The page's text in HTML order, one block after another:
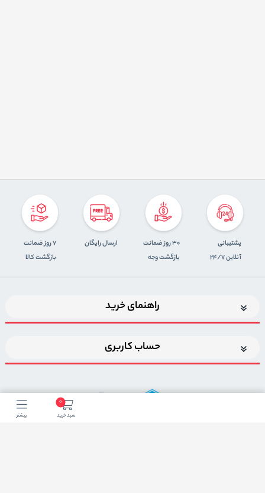
0
سبد خرید بیشتر
پشتیبانی
آنلاین 24/7
30 روز ضمانت
بازگشت وجه
ارسال رایگان
7 روز ضمانت
بازگشت کالا
راهنمای خرید
حساب کاربری